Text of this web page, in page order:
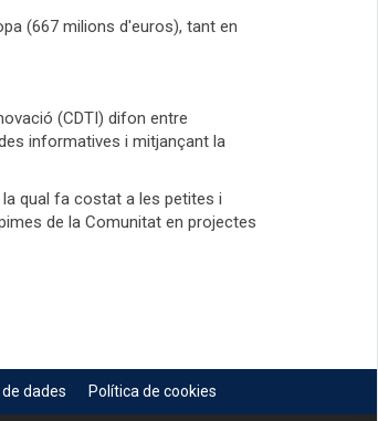
(667 milions d'euros), tant en
(CDTI) difon entre
informatives i mitjançant la
qual fa costat a les petites i
de la Comunitat en projectes
dades Política de cookies